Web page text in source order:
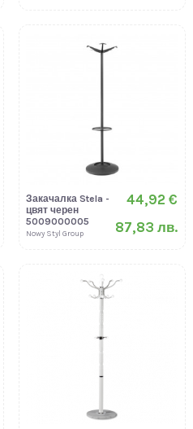
Закачалка Stela -
цвят черен
5009000005
Nowy Styl Group
44,92 €
87,83 лв.